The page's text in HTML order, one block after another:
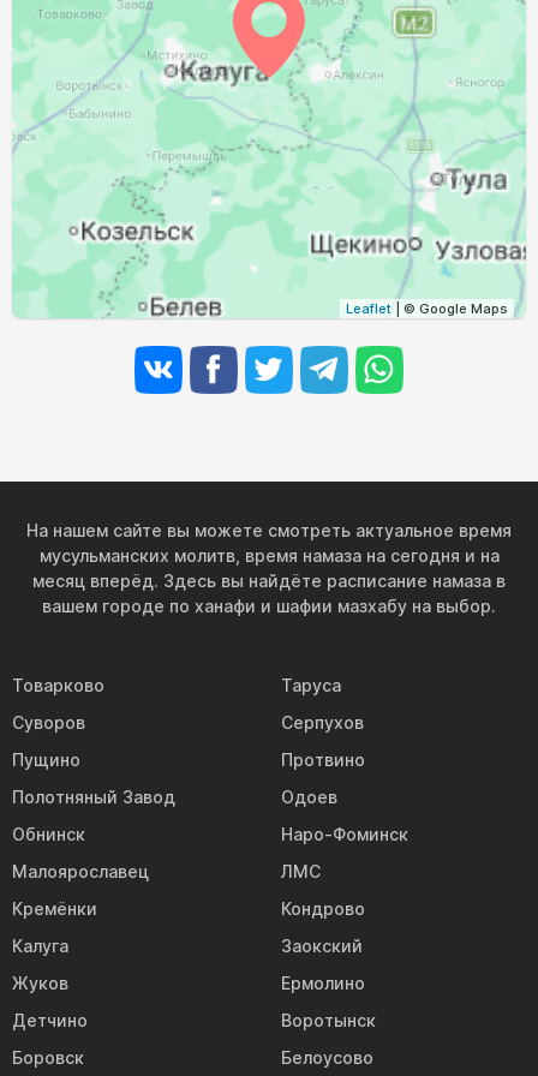
31, Пн 03:37 12:33 16:18 19:27
Leaflet | © Google Maps
На нашем сайте вы можете смотреть актуальное время
мусульманских молитв, время намаза на сегодня и на
месяц вперёд. Здесь вы найдёте расписание намаза в
вашем городе по ханафи и шафии мазхабу на выбор.
Товарково
Таруса
Суворов
Серпухов
Пущино
Протвино
Полотняный Завод
Одоев
Обнинск
Наро-Фоминск
Малоярославец
ЛМС
Кремёнки
Кондрово
Калуга
Заокский
Жуков
Ермолино
Детчино
Воротынск
Боровск
Белоусово